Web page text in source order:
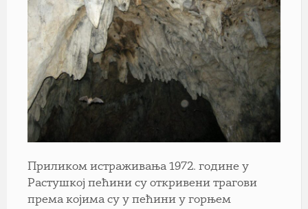
Приликом истраживања 1972. године у
Растушкој пећини су откривени трагови
према којима су у пећини у горњем